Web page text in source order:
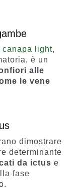
canapa light,
è un
alle
le vene
dimostrare
determinante
da ictus e
fase